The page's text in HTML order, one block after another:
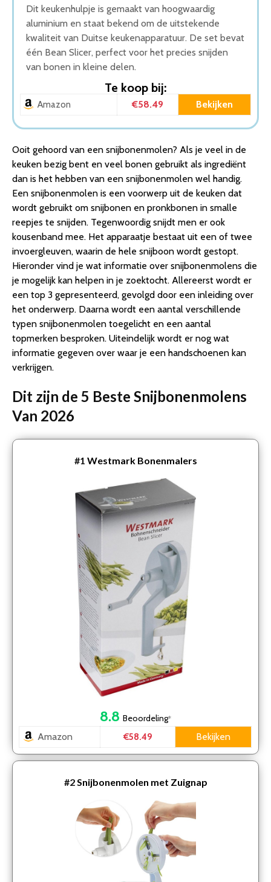
Dit keukenhulpje is gemaakt van hoogwaardig
aluminium en staat bekend om de uitstekende
kwaliteit van Duitse keukenapparatuur. De set bevat
één Bean Slicer, perfect voor het precies snijden
van bonen in kleine delen.
Te koop bij:
Amazon €58.49 Bekijken
Ooit gehoord van een snijbonenmolen? Als je veel in de
keuken bezig bent en veel bonen gebruikt als ingrediënt
dan is het hebben van een snijbonenmolen wel handig.
Een snijbonenmolen is een voorwerp uit de keuken dat
wordt gebruikt om snijbonen en pronkbonen in smalle
reepjes te snijden. Tegenwoordig snijdt men er ook
kousenband mee. Het apparaatje bestaat uit een of twee
invoergleuven, waarin de hele snijboon wordt gestopt.
Hieronder vind je wat informatie over snijbonenmolens die
je mogelijk kan helpen in je zoektocht. Allereerst wordt er
een top 3 gepresenteerd, gevolgd door een inleiding over
het onderwerp. Daarna wordt een aantal verschillende
typen snijbonenmolen toegelicht en een aantal
topmerken besproken. Uiteindelijk wordt er nog wat
informatie gegeven over waar je een handschoenen kan
verkrijgen.
Dit zijn de 5 Beste Snijbonenmolens
Van 2026
#1 Westmark Bonenmalers
8.8 Beoordeling*
Amazon €58.49 Bekijken
#2Snijbonenmolen met Zuignap